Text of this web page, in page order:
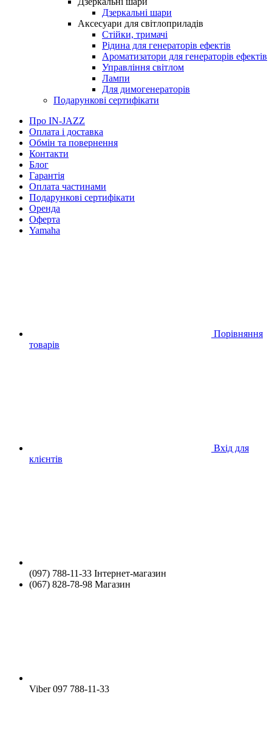
Дзеркальні шари
Аксесуари для світлоприладів
Стійки, тримачі
Рідина для генераторів ефектів
Ароматизатори для генераторів ефектів
Управління світлом
Лампи
Для димогенераторів
Подарункові сертифікати
Про IN-JAZZ
Оплата і доставка
Обмін та повернення
Контакти
Блог
Гарантія
Оплата частинами
Подарункові сертифікати
Оренда
Оферта
Yamaha
Порівняння
товарів
Вхід для
клієнтів
(097) 788-11-33 Інтернет-магазин
(067) 828-78-98 Магазин
Viber 097 788-11-33